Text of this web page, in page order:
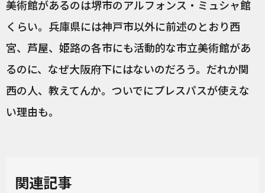
美術館があるのは堺市のアルフォンス・ミュシャ館
くらい。兵庫県には神戸市以外に前述のとおり西
宮、芦屋、姫路の各市にも活動的な市立美術館があ
るのに、なぜ大阪府下にはないのだろう。だれか関
西の人、教えてんか。ついでにプレスパスが使えな
い理由も。
関連記事